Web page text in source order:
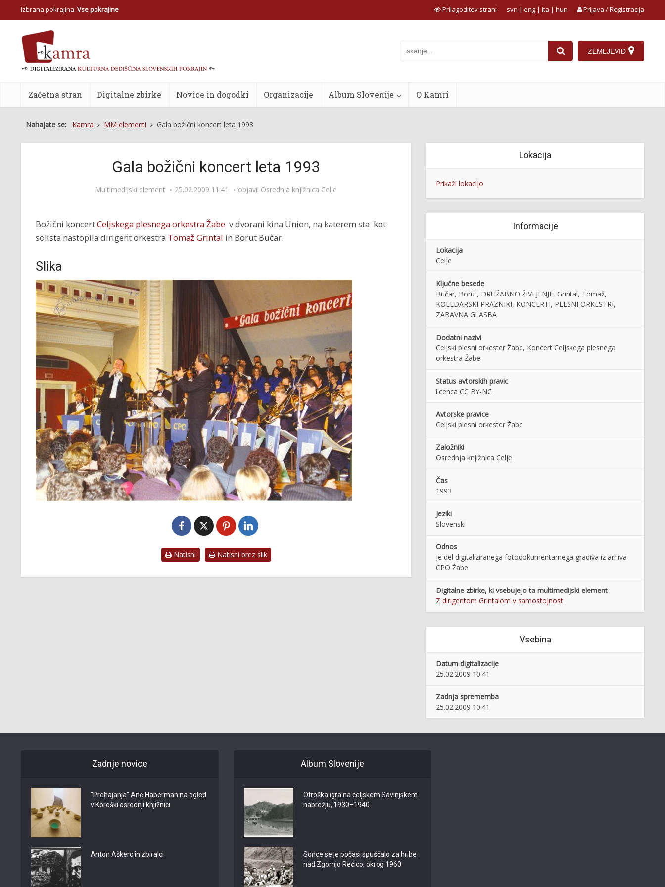
Izbrana pokrajina: Vse pokrajine Prilagoditev strani Prijava / Registracija
svn | eng | ita | hun
ZEMLJEVID
Začetna stran Digitalne zbirke Novice in dogodki Organizacije Album Slovenije O Kamri
Nahajate se: Kamra MM elementi Gala božični koncert leta 1993
Gala božični koncert leta 1993
Multimedijski element 25.02.2009 11:41 objavil Osrednja knjižnica Celje
Božični koncertCeljskega plesnega orkestra Žabe v dvorani kina Union, na katerem sta kot
solista nastopila dirigent orkestra Tomaž Grintal in Borut Bučar.
Slika
Natisni Natisni brez slik
Lokacija
Prikaži lokacijo
Informacije
Lokacija
Celje
Ključne besede
Bučar, Borut, DRUŽABNO ŽIVLJENJE, Grintal, Tomaž,
KOLEDARSKI PRAZNIKI, KONCERTI, PLESNI ORKESTRI,
ZABAVNA GLASBA
Dodatni nazivi
Celjski plesni orkester Žabe, Koncert Celjskega plesnega
orkestra Žabe
Status avtorskih pravic
licenca CC BY-NC
Avtorske pravice
Celjski plesni orkester Žabe
Založniki
Osrednja knjižnica Celje
Čas
1993
Jeziki
Slovenski
Odnos
Je del digitaliziranega fotodokumentarnega gradiva iz arhiva
CPO Žabe
Digitalne zbirke, ki vsebujejo ta multimedijski element
Z dirigentom Grintalom v samostojnost
Vsebina
Datum digitalizacije
25.02.2009 10:41
Zadnja sprememba
25.02.2009 10:41
Zadnje novice
"Prehajanja" Ane Haberman na ogled
v Koroški osrednji knjižnici
Anton Aškerc in zbiralci
Album Slovenije
Otroška igra na celjskem Savinjskem
nabrežju, 1930–1940
Sonce se je počasi spuščalo za hribe
nad Zgornjo Rečico, okrog 1960